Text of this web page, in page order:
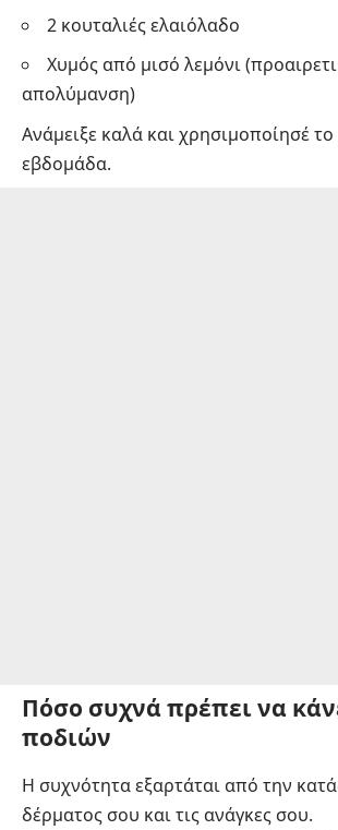
2 κουταλιές ελαιόλαδο
Χυμός από μισό λεμόνι
απολύμανση)
Ανάμειξε καλά και χρησιμοποίησέ
εβδομάδα.
Πόσο συχνά πρέπει να
ποδιών
Η συχνότητα εξαρτάται από την
δέρματος σου και τις ανάγκες σου.